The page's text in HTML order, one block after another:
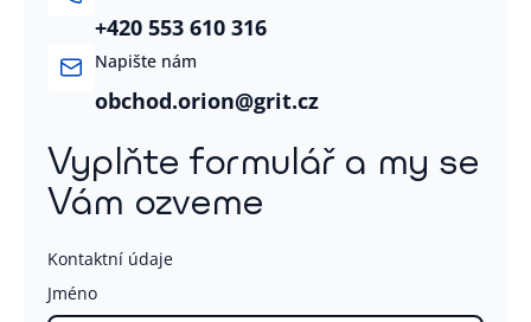
+420 553 610 316
Napište nám
obchod.orion@grit.cz
Vyplňte formulář a my se
Vám ozveme
Kontaktní údaje
Jméno